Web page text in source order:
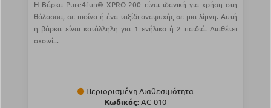
Η Βάρκα Pure4fun® XPRO-200 είναι ιδανική για χρήση στη
θάλασσα, σε πισίνα ή ένα ταξίδι αναψυχής σε μια λίμνη. Αυτή
η βάρκα είναι κατάλληλη για 1 ενήλικο ή 2 παιδιά. Διαθέτει
σχοινί...
Περιορισμένη Διαθεσιμότητα
Κωδικός:AC-010